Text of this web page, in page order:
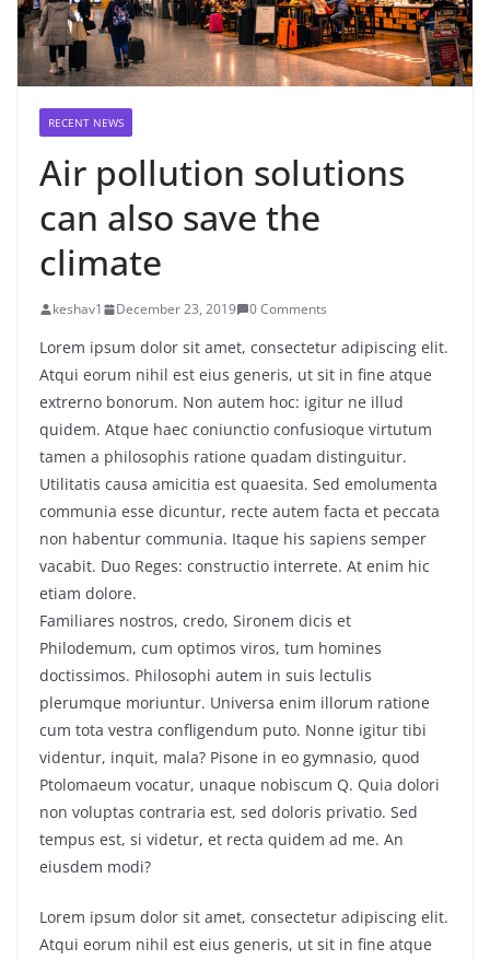
RECENT NEWS
Air pollution solutions
can also save the
climate
keshav1 December 23, 2019 0 Comments
Lorem ipsum dolor sit amet, consectetur adipiscing elit.
Atqui eorum nihil est eius generis, ut sit in fine atque
extrerno bonorum. Non autem hoc: igitur ne illud
quidem. Atque haec coniunctio confusioque virtutum
tamen a philosophis ratione quadam distinguitur.
Utilitatis causa amicitia est quaesita. Sed emolumenta
communia esse dicuntur, recte autem facta et peccata
non habentur communia. Itaque his sapiens semper
vacabit. Duo Reges: constructio interrete. At enim hic
etiam dolore.
Familiares nostros, credo, Sironem dicis et
Philodemum, cum optimos viros, tum homines
doctissimos. Philosophi autem in suis lectulis
plerumque moriuntur. Universa enim illorum ratione
cum tota vestra confligendum puto. Nonne igitur tibi
videntur, inquit, mala? Pisone in eo gymnasio, quod
Ptolomaeum vocatur, unaque nobiscum Q. Quia dolori
non voluptas contraria est, sed doloris privatio. Sed
tempus est, si videtur, et recta quidem ad me. An
eiusdem modi?
Lorem ipsum dolor sit amet, consectetur adipiscing elit.
Atqui eorum nihil est eius generis, ut sit in fine atque